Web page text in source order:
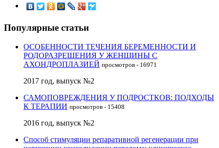
Популярные статьи
ОСОБЕННОСТИ ТЕЧЕНИЯ БЕРЕМЕННОСТИ И
РОДОРАЗРЕШЕНИЯ У ЖЕНЩИНЫ С
АХОНДРОПЛАЗИЕЙ просмотров - 16971
2017 год, выпуск №2
САМОПОВРЕЖДЕНИЯ У ПОДРОСТКОВ: ПОДХОДЫ
К ТЕРАПИИ просмотров - 15408
2016 год, выпуск №2
Способ стимуляции репаративной регенерации при